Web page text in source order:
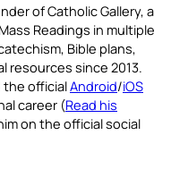
of Catholic Gallery, a
Readings in multiple
Bible plans,
resources since 2013.
the officialAndroid/iOS
career (Read his
on the official social